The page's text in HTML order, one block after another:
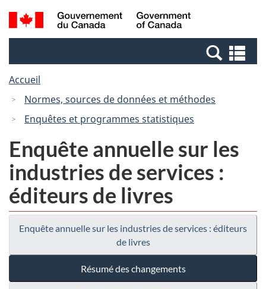
Passer
au
Passer
à
Canada
Recherche
et
et
Accueil
Normes, sources de données et méthodes
Enquêtes et programmes statistiques
Enquête annuelle sur les
industries de services :
éditeurs de livres
Enquête annuelle sur les industries de services : éditeurs
de livres
Résumé des changements